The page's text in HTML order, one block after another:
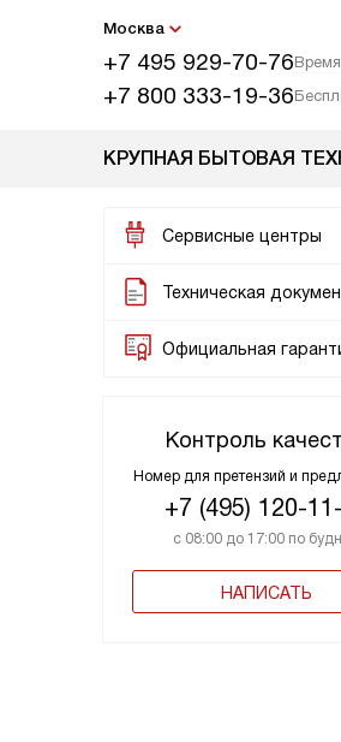
Москва
+7 495 929-70-76
+7 800 333-19-36
КРУПНАЯ БЫТОВАЯ
Сервисные центры
Техническая
Официальная
Контроль
Номер для претензий и
+7 (495) 120-
с 08:00 до 17:00 по
НАПИСАТЬ